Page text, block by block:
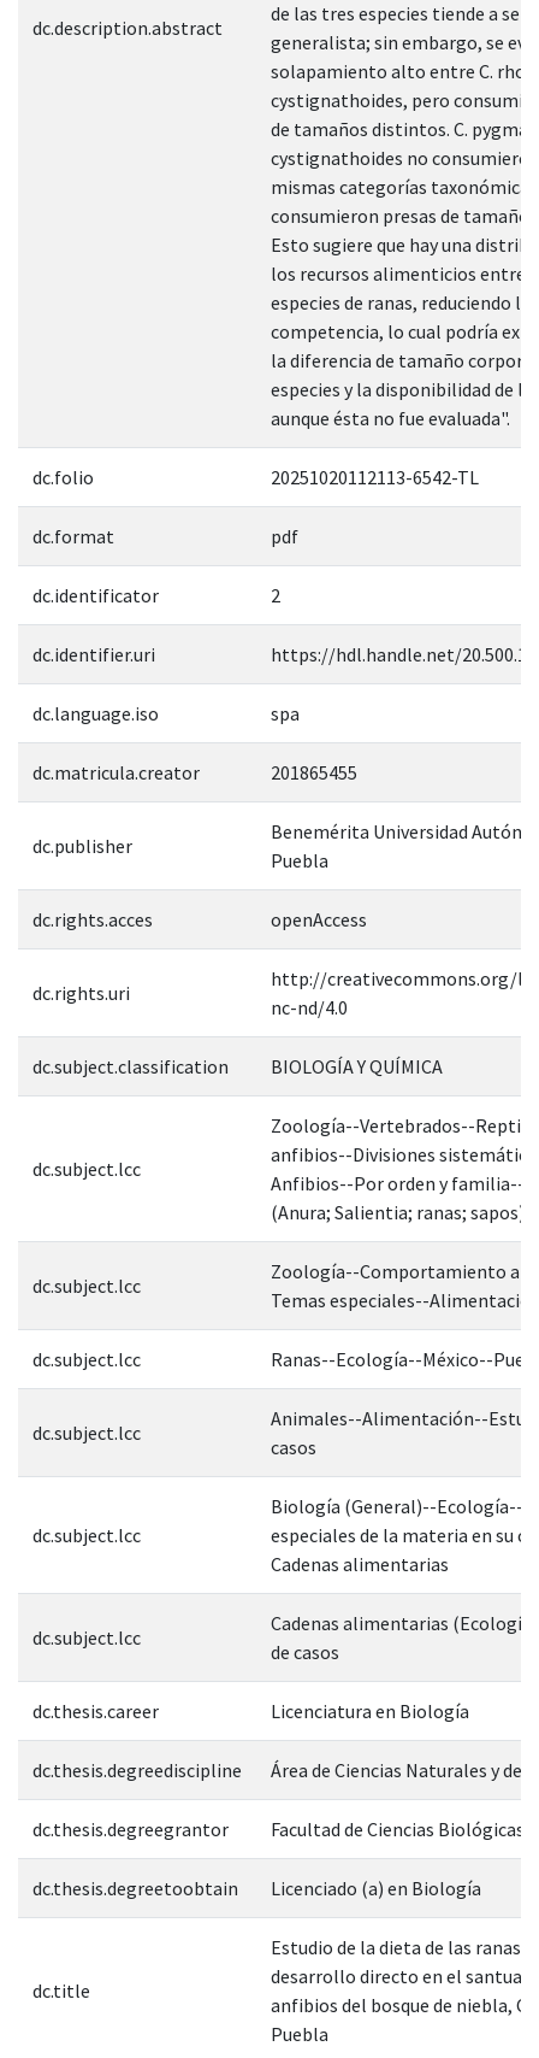
dc.description.abstract
de las tres especies tiende a ser
generalista; sin embargo, se
solapamiento alto entre C.
cystignathoides, pero
de tamaños distintos. C.
cystignathoides no
mismas categorías
consumieron presas de tamaño
Esto sugiere que hay una
los recursos alimenticios entre
especies de ranas, reduciendo la
competencia, lo cual podría
la diferencia de tamaño
especies y la disponibilidad de
aunque ésta no fue evaluada".
dc.folio 20251020112113-6542-TL
dc.format pdf
dc.identificator 2
dc.identifier.uri https://hdl.handle.net/
dc.language.iso spa
dc.matricula.creator 201865455
dc.publisher
Benemérita Universidad
Puebla
dc.rights.acces openAccess
dc.rights.uri
http://creativecommons.org/
nc-nd/4.0
dc.subject.classification BIOLOGÍA Y QUÍMICA
dc.subject.lcc
Zoología--Vertebrados--
anfibios--Divisiones
Anfibios--Por orden y familia--
(Anura; Salientia; ranas; sapos)
dc.subject.lcc
Zoología--Comportamiento
Temas especiales--
dc.subject.lcc Ranas--Ecología--México--
dc.subject.lcc
Animales--Alimentación--
casos
dc.subject.lcc
Biología (General)--Ecología--
especiales de la materia en su
Cadenas alimentarias
dc.subject.lcc
Cadenas alimentarias
de casos
dc.thesis.career Licenciatura en Biología
dc.thesis.degreediscipline Área de Ciencias Naturales y de
dc.thesis.degreegrantor Facultad de Ciencias Biológicas
dc.thesis.degreetoobtain Licenciado (a) en Biología
dc.title
Estudio de la dieta de las ranas
desarrollo directo en el
anfibios del bosque de niebla,
Puebla